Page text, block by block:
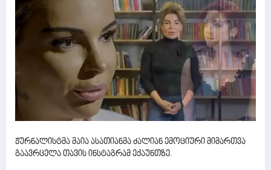
ჟურნალისტმა მაია ასათიანმა ძალიან ემოციური მიმართვა
გაავრცელა თავის ინსტაგრამ ექაუნთზე.